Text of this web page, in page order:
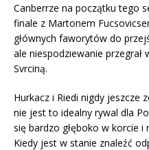
Canberrze na początku tego
finale z Martonem
głównych faworytów do
ale niespodziewanie
Svrciną.
Hurkacz i Riedi nigdy jeszcze
nie jest to idealny rywal dla
się bardzo głęboko w korcie
Kiedy jest w stanie znaleźć